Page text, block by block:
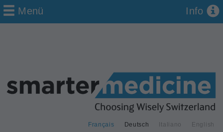
Deutsch
Français Italiano English
Menü Info